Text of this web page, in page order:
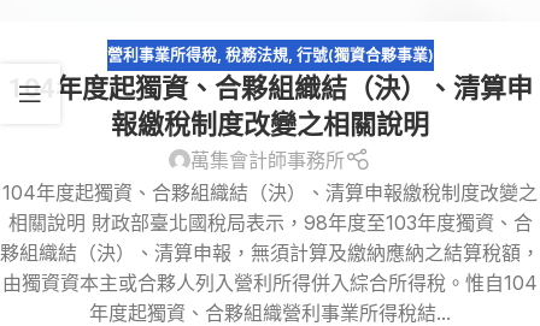
營利事業所得稅, 稅務法規, 行號(獨資合夥事業)
104年度起獨資、合夥組織結（決）、清算申
報繳稅制度改變之相關說明
萬集會計師事務所
104年度起獨資、合夥組織結（決）、清算申報繳稅制度改變之
相關說明 財政部臺北國稅局表示，98年度至103年度獨資、合
夥組織結（決）、清算申報，無須計算及繳納應納之結算稅額，
由獨資資本主或合夥人列入營利所得併入綜合所得稅。惟自104
年度起獨資、合夥組織營利事業所得稅結...